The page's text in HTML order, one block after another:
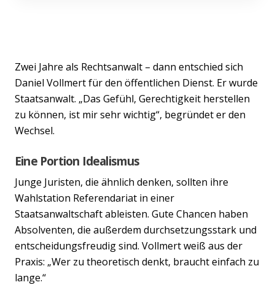
Zwei Jahre als Rechtsanwalt – dann entschied sich
Daniel Vollmert für den öffentlichen Dienst. Er wurde
Staatsanwalt. „Das Gefühl, Gerechtigkeit herstellen
zu können, ist mir sehr wichtig“, begründet er den
Wechsel.
Eine Portion Idealismus
Junge Juristen, die ähnlich denken, sollten ihre
Wahlstation Referendariat in einer
Staatsanwaltschaft ableisten. Gute Chancen haben
Absolventen, die außerdem durchsetzungsstark und
entscheidungsfreudig sind. Vollmert weiß aus der
Praxis: „Wer zu theoretisch denkt, braucht einfach zu
lange.“